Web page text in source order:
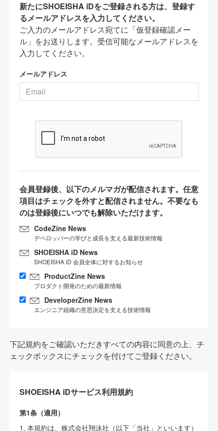
新たにSHOEISHA iDをご登録される方は、登録す
るメールアドレスを入力してください。
ご入力のメールアドレス宛てに「仮登録確認メー
ル」をお送りします。受信可能なメールアドレスを
入力してください。
メールアドレス
会員登録後、以下のメルマガが配信されます。任意
項目はチェックを外すと配信されません。不要なも
のは登録後にいつでも解除いただけます。
CodeZine News
デベロッパーの学びと成長を支える最新技術情報
SHOEISHA iD News
SHOEISHA iD 会員全体に対するお知らせ
ProductZine News
プロダクト開発のための最新情報
DeveloperZine News
エンジニア組織の意思決定を支える技術情報
下記規約をご確認いただきすべての内容に同意の上、チ
ェックボックスにチェックを付けてご登録ください。
SHOEISHA iDサービス利用規約
第1条（適用）
1. 本規約は、株式会社翔泳社（以下「当社」といいます）